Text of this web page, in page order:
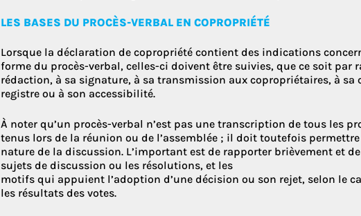
LES BASES DU PROCÈS-VERBAL EN COPROPRIÉTÉ
Lorsque la déclaration de copropriété contient des indications
forme du procès-verbal, celles-ci doivent être suivies, que ce soit par
rédaction, à sa signature, à sa transmission aux copropriétaires, à sa
registre ou à son accessibilité.
À noter qu’un procès-verbal n’est pas une transcription de tous les
tenus lors de la réunion ou de l’assemblée ; il doit toutefois
nature de la discussion. L’important est de rapporter brièvement et
sujets de discussion ou les résolutions, et les
motifs qui appuient l’adoption d’une décision ou son rejet, selon le
les résultats des votes.